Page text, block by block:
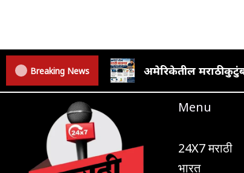
Breaking News अमेरिकेतील मराठी
Menu
24X7 मराठी
भारत